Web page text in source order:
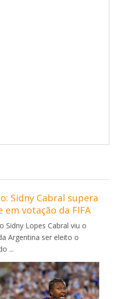
Sidny Cabral supera
em votação da FIFA
Sidny Lopes Cabral viu o
Argentina ser eleito o
...